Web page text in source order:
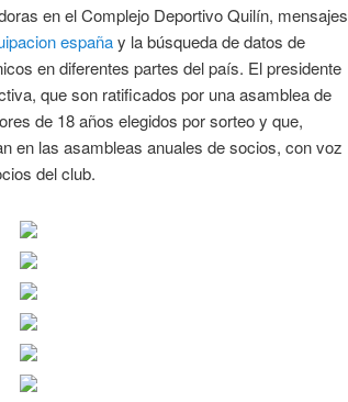
en el Complejo Deportivo Quilín, mensajes
españay la búsqueda de datos de
en diferentes partes del país. El presidente
que son ratificados por una asamblea de
de 18 años elegidos por sorteo y que,
en las asambleas anuales de socios, con voz
del club.